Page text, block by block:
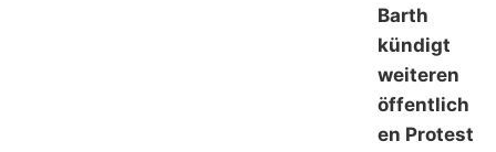
Barth
kündigt
weiteren
öffentlich
en Protest